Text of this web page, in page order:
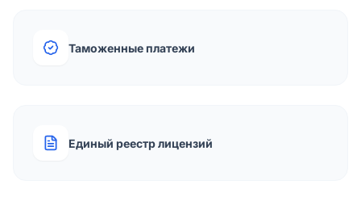
Таможенные платежи
Единый реестр лицензий